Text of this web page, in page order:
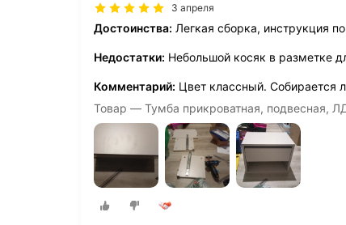
3 апреля
Достоинства: Легкая сборка, инструкция
Недостатки: Небольшой косяк в разметке
Комментарий: Цвет классный. Собирается
Товар — Тумба прикроватная, подвесная,